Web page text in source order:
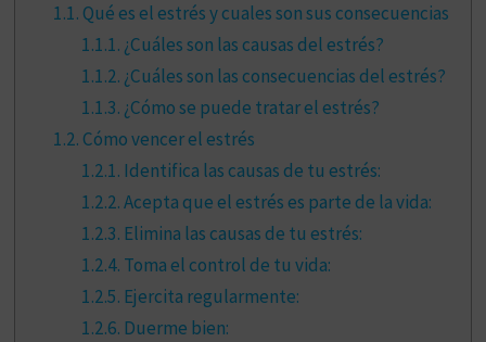
1.1. Qué es el estrés y cuales son sus consecuencias
1.1.1. ¿Cuáles son las causas del estrés?
1.1.2. ¿Cuáles son las consecuencias del estrés?
1.1.3. ¿Cómo se puede tratar el estrés?
1.2. Cómo vencer el estrés
1.2.1. Identifica las causas de tu estrés:
1.2.2.Acepta que el estrés es parte de la vida:
1.2.3. Elimina las causas de tu estrés:
1.2.4. Toma el control de tu vida:
1.2.5. Ejercita regularmente:
1.2.6. Duerme bien: